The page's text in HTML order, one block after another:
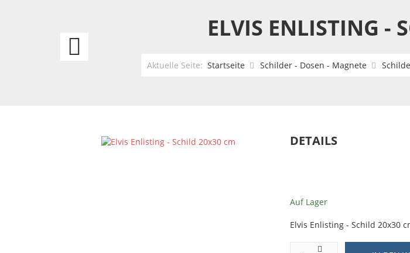
ELVIS ENLISTING -
Aktuelle Seite: Startseite Schilder - Dosen - Magnete
Graceland-
cm
DETAILS
Auf Lager
Elvis Enlisting - Schild 20x30